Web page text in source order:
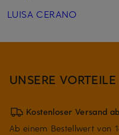
LUISA CERANO
UNSERE VORTEILE
Kostenloser Versand
Ab einem Bestellwert von